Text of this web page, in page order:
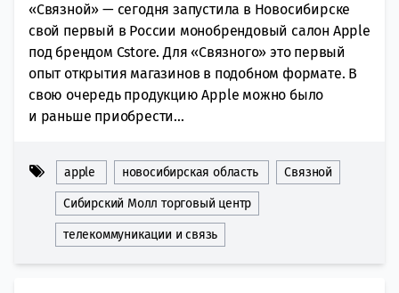
«Связной» — сегодня запустила в Новосибирске
свой первый в России монобрендовый салон Apple
под брендом Cstore. Для «Связного» это первый
опыт открытия магазинов в подобном формате. В
свою очередь продукцию Apple можно было
и раньше приобрести...
apple новосибирская область Связной
Сибирский Молл торговый центр
телекоммуникации и связь